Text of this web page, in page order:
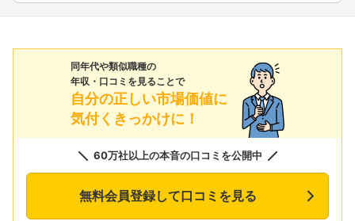
同年代や類似職種の
年収・口コミを見ることで
自分の正しい市場価値に
気付くきっかけに！
60万社以上の本音の口コミを公開中
無料会員登録して口コミを見る